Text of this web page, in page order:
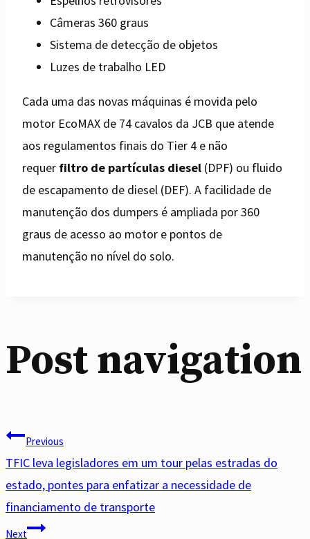
Câmeras 360 graus
Sistema de detecção de objetos
Luzes de trabalho LED
Cada uma das novas máquinas é movida pelo
motor EcoMAX de 74 cavalos da JCB que atende
aos regulamentos finais do Tier 4 e não
requer filtro de partículas diesel (DPF) ou fluido
de escapamento de diesel (DEF). A facilidade de
manutenção dos dumpers é ampliada por 360
graus de acesso ao motor e pontos de
manutenção no nível do solo.
Post navigation
Previous
TFIC leva legisladores em um tour pelas estradas do
estado, pontes para enfatizar a necessidade de
financiamento de transporte
Next